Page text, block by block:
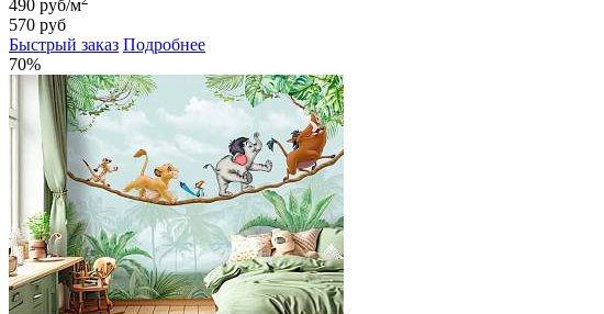
490 руб/м
570 руб
Быстрый заказ Подробнее
70%